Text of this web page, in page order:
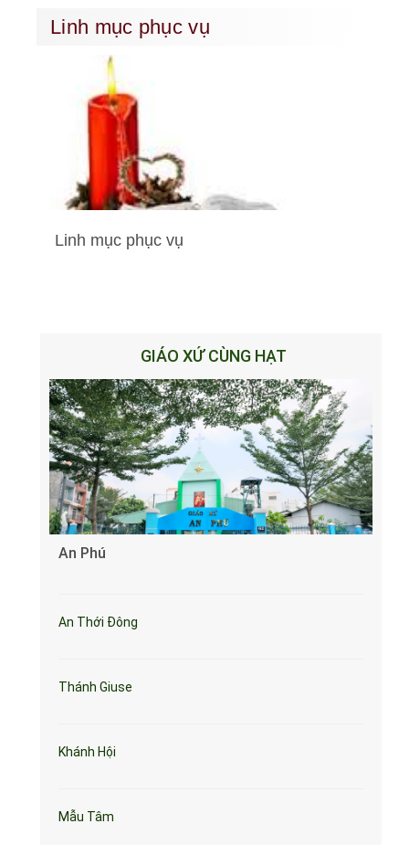
Linh mục phục vụ
Linh mục phục vụ
GIÁO XỨ CÙNG HẠT
An Phú
An Thới Đông
Thánh Giuse
Khánh Hội
Mẫu Tâm